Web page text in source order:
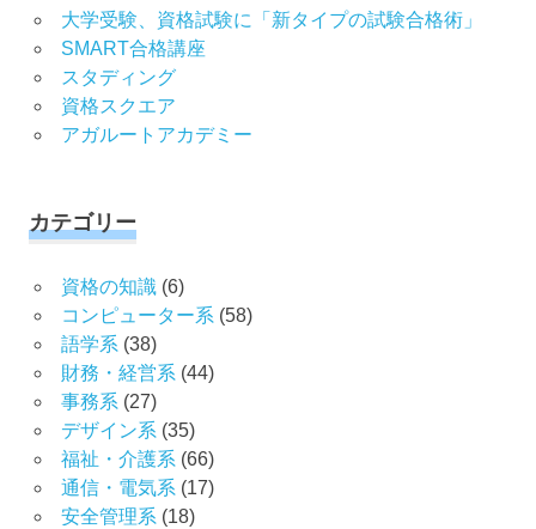
大学受験、資格試験に「新タイプの試験合格術」
SMART合格講座
スタディング
資格スクエア
アガルートアカデミー
カテゴリー
資格の知識(6)
コンピューター系 (58)
語学系 (38)
財務・経営系 (44)
事務系 (27)
デザイン系 (35)
福祉・介護系 (66)
通信・電気系 (17)
安全管理系 (18)